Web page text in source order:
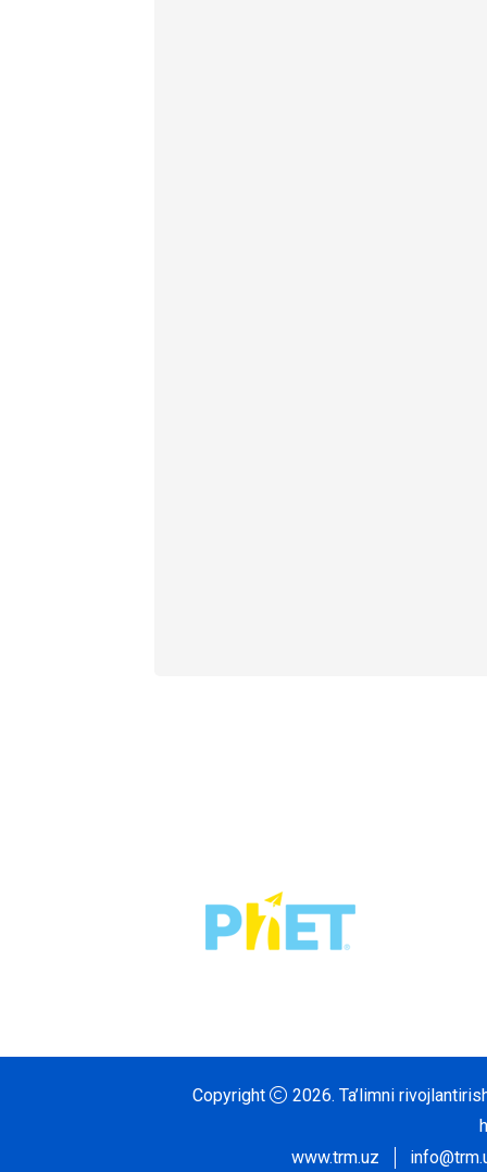
Copyright 2026. Ta’limni
www.trm.uz